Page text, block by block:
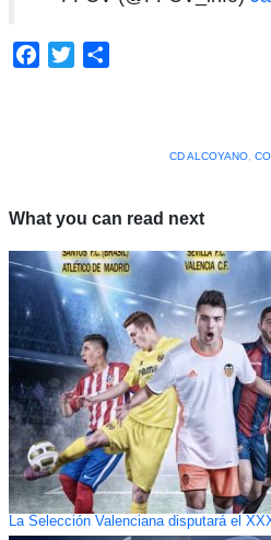
Facebook
Twitter
CD ALCOYANO,
What you can read next
La Selección Valenciana disputará el